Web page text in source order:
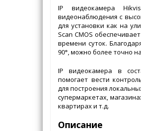
IP видеокамера
видеонаблюдения с
для установки как на
Scan CMOS
времени суток.
90°, можно более точно
IP видеокамера в
помогает вести
для построения
супермаркетах,
квартирах и т.д.
Описание